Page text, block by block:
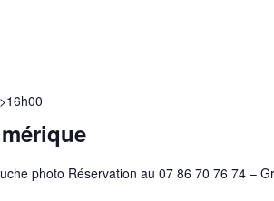
>16h00
photo Réservation au 07 86 70 76 74 –